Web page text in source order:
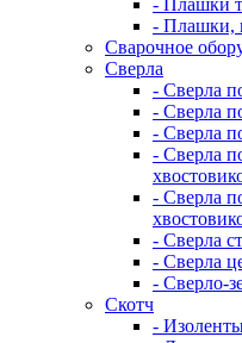
- Плашки
- Плашки,
Сварочное
Сверла
- Сверла
- Сверла
- Сверла
- Сверла
- Сверла
- Сверла
- Сверла
- Сверло-
Скотч
-